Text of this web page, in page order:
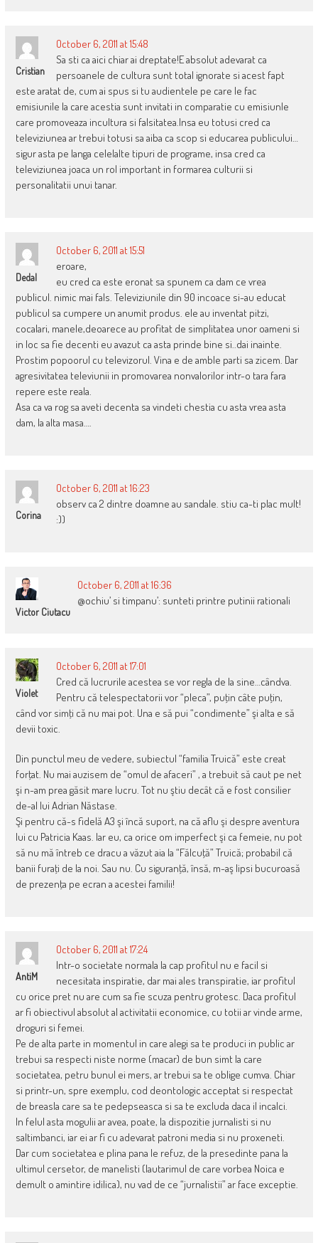
Cristian
October 6, 2011 at 15:48
Sa sti ca aici chiar ai dreptate!E absolut adevarat ca
persoanele de cultura sunt total ignorate si acest fapt
este aratat de, cum ai spus si tu audientele pe care le fac
emisiunile la care acestia sunt invitati in comparatie cu emisiunle
care promoveaza incultura si falsitatea.Insa eu totusi cred ca
televiziunea ar trebui totusi sa aiba ca scop si educarea publicului…
sigur asta pe langa celelalte tipuri de programe, insa cred ca
televiziunea joaca un rol important in formarea culturii si
personalitatii unui tanar.
Dedal
October 6, 2011 at 15:51
eroare,
eu cred ca este eronat sa spunem ca dam ce vrea
publicul. nimic mai fals. Televiziunile din 90 incoace si-au educat
publicul sa cumpere un anumit produs. ele au inventat pitzi,
cocalari, manele,deoarece au profitat de simplitatea unor oameni si
in loc sa fie decenti eu avazut ca asta prinde bine si..dai inainte.
Prostim popoorul cu televizorul. Vina e de amble parti sa zicem. Dar
agresivitatea televiunii in promovarea nonvalorilor intr-o tara fara
repere este reala.
Asa ca va rog sa aveti decenta sa vindeti chestia cu asta vrea asta
dam, la alta masa….
Corina
October 6, 2011 at 16:23
observ ca 2 dintre doamne au sandale. stiu ca-ti plac mult!
:))
Victor Ciutacu
October 6, 2011 at 16:36
@ochiu’ si timpanu’: sunteti printre putinii rationali
Violet
October 6, 2011 at 17:01
Cred că lucrurile acestea se vor regla de la sine…cândva.
Pentru că telespectatorii vor “pleca”, puţin câte puţin,
când vor simţi că nu mai pot. Una e să pui “condimente” şi alta e să
devii toxic.
Din punctul meu de vedere, subiectul “familia Truică” este creat
forţat. Nu mai auzisem de “omul de afaceri” , a trebuit să caut pe net
şi n-am prea găsit mare lucru. Tot nu ştiu decât că e fost consilier
de-al lui Adrian Năstase.
Şi pentru că-s fidelă A3 şi încă suport, na că aflu şi despre aventura
lui cu Patricia Kaas. Iar eu, ca orice om imperfect şi ca femeie, nu pot
să nu mă întreb ce dracu a văzut aia la “Fălcuţă” Truică; probabil că
banii furaţi de la noi. Sau nu. Cu siguranţă, însă, m-aş lipsi bucuroasă
de prezenţa pe ecran a acestei familii!
AntiM
October 6, 2011 at 17:24
Intr-o societate normala la cap profitul nu e facil si
necesitata inspiratie, dar mai ales transpiratie, iar profitul
cu orice pret nu are cum sa fie scuza pentru grotesc. Daca profitul
ar fi obiectivul absolut al activitatii economice, cu totii ar vinde arme,
droguri si femei.
Pe de alta parte in momentul in care alegi sa te produci in public ar
trebui sa respecti niste norme (macar) de bun simt la care
societatea, petru bunul ei mers, ar trebui sa te oblige cumva. Chiar
si printr-un, spre exemplu, cod deontologic acceptat si respectat
de breasla care sa te pedepseasca si sa te excluda daca il incalci.
In felul asta mogulii ar avea, poate, la dispozitie jurnalisti si nu
saltimbanci, iar ei ar fi cu adevarat patroni media si nu proxeneti.
Dar cum societatea e plina pana le refuz, de la presedinte pana la
ultimul cersetor, de manelisti (lautarimul de care vorbea Noica e
demult o amintire idilica), nu vad de ce “jurnalistii” ar face exceptie.